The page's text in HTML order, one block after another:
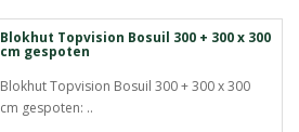
Blokhut Topvision Bosuil 300 + 300 x 300
cm gespoten
Blokhut Topvision Bosuil 300 + 300 x 300
cm gespoten: ..